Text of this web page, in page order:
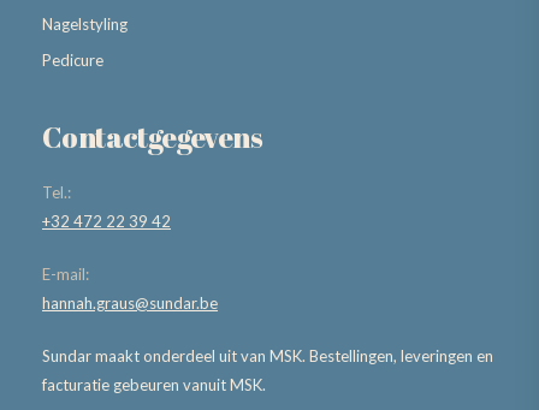
Nagelstyling
Pedicure
Contactgegevens
Tel.:
+32 472 22 39 42
E-mail:
hannah.graus@sundar.be
Sundar maakt onderdeel uit van MSK. Bestellingen, leveringen en
facturatie gebeuren vanuit MSK.